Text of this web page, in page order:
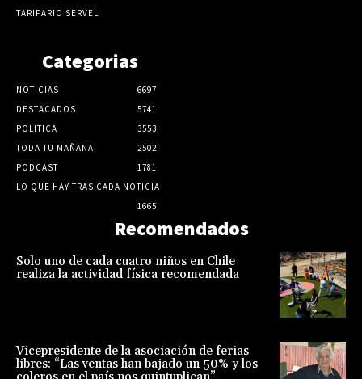
TARIFARIO SERVEL
Categorias
NOTICIAS
6697
DESTACADOS
5741
POLITICA
3553
TODA TU MAÑANA
2502
PODCAST
1781
LO QUE HAY TRAS CADA NOTICIA
1665
Recomendados
Solo uno de cada cuatro niños en Chile
realiza la actividad física recomendada
Vicepresidente de la asociación de ferias
libres: “Las ventas han bajado un 50% y los